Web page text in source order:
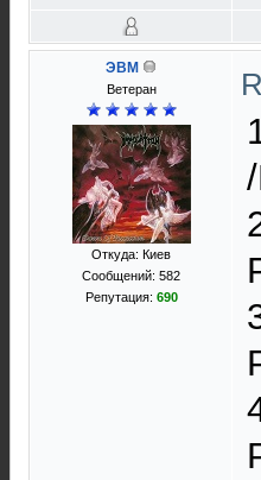
ЭВМ
Ветеран
Откуда: Киев
Сообщений: 582
Репутация: 690